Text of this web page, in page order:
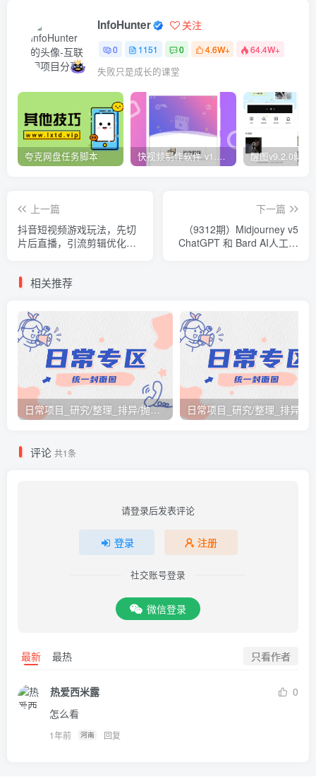
InfoHunter 关注
0 1151 0 4.6W+ 64.4W+
失败只是成长的课堂
夸克网盘任务脚本 快视频制作软件 v1.1.1安卓版
上一篇
抖音短视频游戏玩法，先切
片后直播，引流剪辑优化，
下一篇
（9312期）Midjourney v5
ChatGPT 和 Bard AI人工智
相关推荐
日常项目_研究/整理_排异/抛弃汇总[26.3.15-3.21整理]
评论 共1条
请登录后发表评论
登录 注册
社交账号登录
微信登录
最新 最热 只看作者
热爱西米露
0
怎么看
1年前 河南 回复